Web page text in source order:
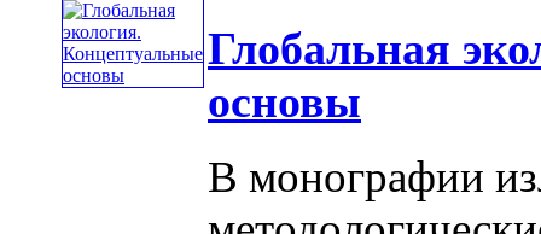
Глобальная
основы
В монографии